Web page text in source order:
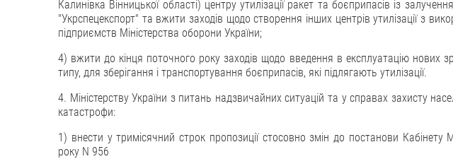
Калинівка Вінницької області) центру утилізації ракет та боєприпасів із
"Укрспецекспорт" та вжити заходів щодо створення інших центрів утилізації з
підприємств Міністерства оборони України;
4) вжити до кінця поточного року заходів щодо введення в експлуатацію нових
типу, для зберігання і транспортування боєприпасів, які підлягають утилізації.
4. Міністерству України з питань надзвичайних ситуацій та у справах захисту
катастрофи:
1) внести у тримісячний строк пропозиції стосовно змін до постанови Кабінету
року N 956